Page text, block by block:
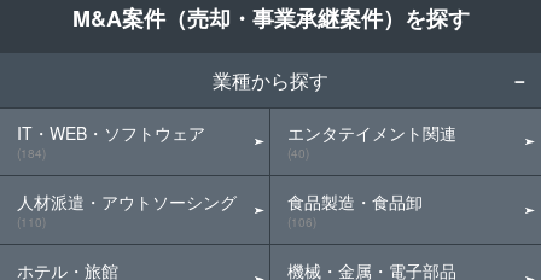
M&A案件（売却・事業承継案件）を探す
業種から探す
IT・WEB・ソフトウェア
(184)
人材派遣・アウトソーシング
(110)
ホテル・旅館
エンタテイメント関連
(40)
食品製造・食品卸
(106)
機械・金属・電子部品